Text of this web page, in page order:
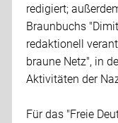
redigiert;
Braunbuchs
redaktionell
braune Netz", in
Aktivitäten der
Für das "Freie